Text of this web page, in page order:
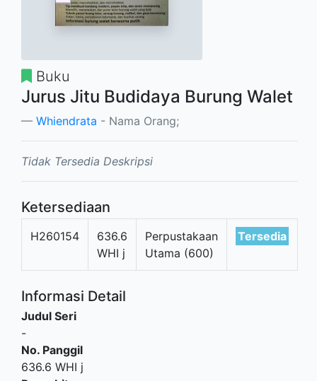
Buku
Jurus Jitu Budidaya Burung Walet
Whiendrata - Nama Orang;
Tidak Tersedia Deskripsi
Ketersediaan
H260154
636.6
WHI j
Perpustakaan
Utama (600)
Tersedia
Informasi Detail
Judul Seri
-
No. Panggil
636.6 WHI j